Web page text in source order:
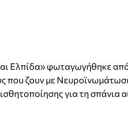
Ελπίδα» φωταγωγήθηκε
που ζουν με
για τη σπάνια